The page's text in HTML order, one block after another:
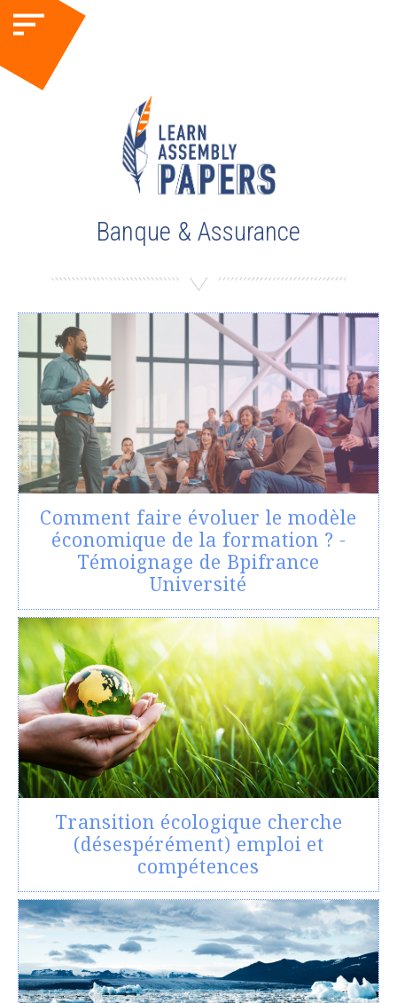
Banque & Assurance
Comment faire évoluer le modèle
économique de la formation ? -
Témoignage de Bpifrance
Université
Transition écologique cherche
(désespérément) emploi et
compétences